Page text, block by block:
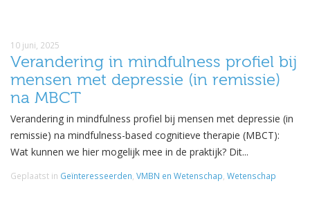
10 juni, 2025
Verandering in mindfulness profiel bij
mensen met depressie (in remissie)
na MBCT
Verandering in mindfulness profiel bij mensen met depressie (in
remissie) na mindfulness-based cognitieve therapie (MBCT):
Wat kunnen we hier mogelijk mee in de praktijk? Dit...
Geplaatst in Geïnteresseerden VMBN en Wetenschap Wetenschap